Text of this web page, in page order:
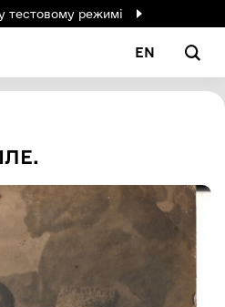
тестовому режимі
EN